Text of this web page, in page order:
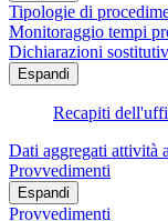
Tipologie di
Monitoraggio tempi
Dichiarazioni
Espandi
Recapiti
Dati aggregati attività
Provvedimenti
Espandi
Provvedimenti